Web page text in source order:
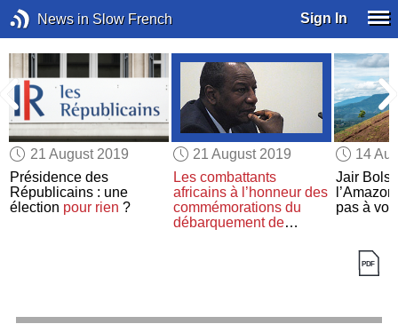
News in Slow French Sign In
21 August 2019
Présidence des
Républicains : une
élection pour rien ?
21 August 2019
Les combattants
africains à l’honneur des
commémorations du
débarquement de
14
Jair
pas à